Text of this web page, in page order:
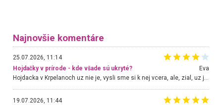
Najnovšie komentáre
25.07.2026, 11:14
Hojdačky v prírode - kde všade sú ukryté?
Eva
Hojdacka v Krpelanoch uz nie je, vysli sme si k nej vcera, ale, zial, uz je znicena. Ak sem planujete cestu len kvoli hojdacke, mozete si ju usetrit. Krasny vyhlad je tu vsak aj bez hojdacky :-)
19.07.2026, 11:44